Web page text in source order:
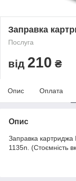
Заправка
Послуга
від 210 ₴
Опис Оплата
Опис
Заправка
1135n. (Стоємність